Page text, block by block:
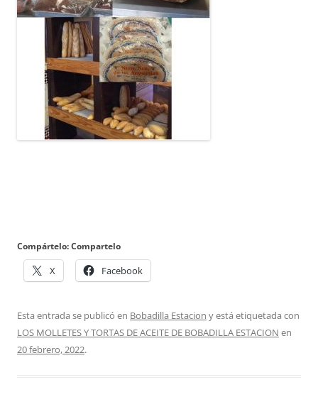
Compártelo: Compartelo
X Facebook
Esta entrada se publicó en Bobadilla Estacion y está etiquetada con
LOS MOLLETES Y TORTAS DE ACEITE DE BOBADILLA ESTACION en
20 febrero, 2022.